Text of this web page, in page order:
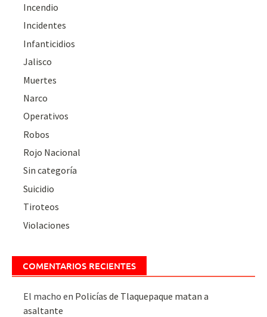
Incendio
Incidentes
Infanticidios
Jalisco
Muertes
Narco
Operativos
Robos
Rojo Nacional
Sin categoría
Suicidio
Tiroteos
Violaciones
COMENTARIOS RECIENTES
El macho en Policías de Tlaquepaque matan a
asaltante